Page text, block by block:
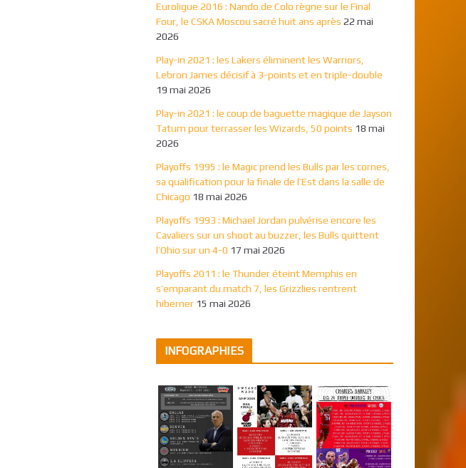
Euroligue 2016 : Nando de Colo règne sur le Final
Four, le CSKA Moscou sacré huit ans après 22 mai
2026
Play-in 2021 : les Lakers éliminent les Warriors,
Lebron James décisif à 3-points et en triple-double
19 mai 2026
Play-in 2021 : le coup de baguette magique de Jayson
Tatum pour terrasser les Wizards, 50 points 18 mai
2026
Playoffs 1995 : le Magic prend les Bulls par les cornes,
sa qualification pour la finale de l’Est dans la salle de
Chicago 18 mai 2026
Playoffs 1993 : Michael Jordan pulvérise encore les
Cavaliers sur un shoot au buzzer, les Bulls quittent
l’Ohio sur un 4-0 17 mai 2026
Playoffs 2011 : le Thunder éteint Memphis en
s’emparant du match 7, les Grizzlies rentrent
hiberner 15 mai 2026
INFOGRAPHIES